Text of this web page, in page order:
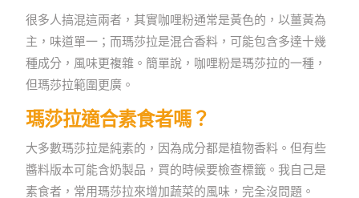
很多人搞混這兩者，其實咖哩粉通常是黃色的，以薑黃為
主，味道單一；而瑪莎拉是混合香料，可能包含多達十幾
種成分，風味更複雜。簡單說，咖哩粉是瑪莎拉的一種，
但瑪莎拉範圍更廣。
瑪莎拉適合素食者嗎？
大多數瑪莎拉是純素的，因為成分都是植物香料。但有些
醬料版本可能含奶製品，買的時候要檢查標籤。我自己是
素食者，常用瑪莎拉來增加蔬菜的風味，完全沒問題。